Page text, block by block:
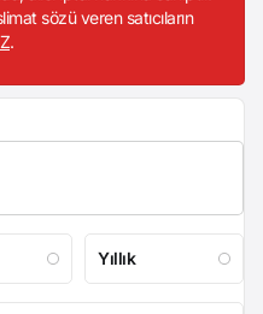
sözü veren satıcıların
.
Yıllık